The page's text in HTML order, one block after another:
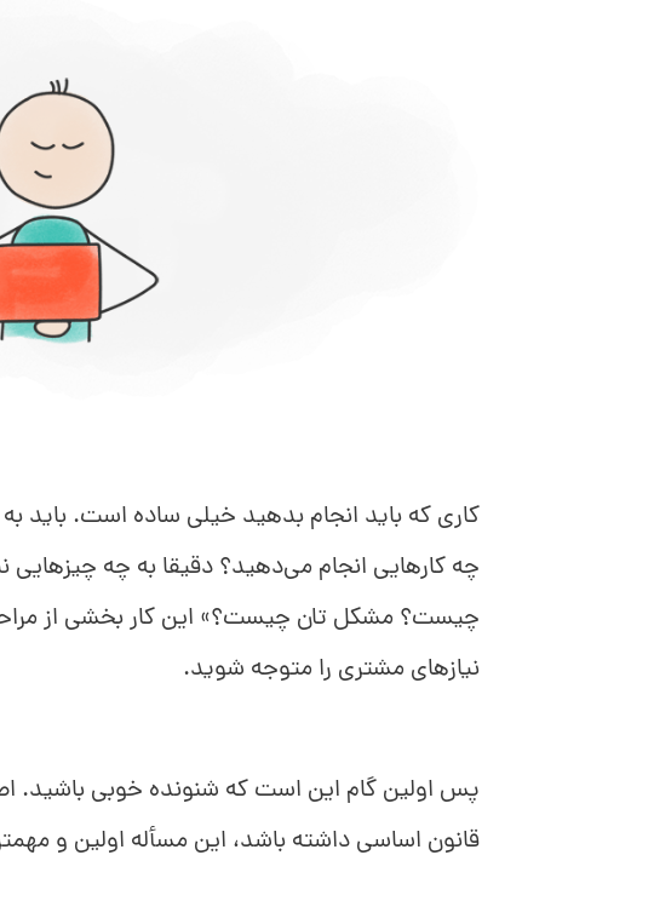
کاری که باید انجام بدهید خیلی ساده است.
چه کارهایی انجام می‌دهید؟ دقیقا به چه چیزهایی
چیست؟ مشکل تان چیست؟» این کار بخشی از
نیازهای مشتری را متوجه شوید.
پس اولین گام این است که شنونده خوبی باشید.
قانون اساسی داشته باشد، این مسأله اولین و